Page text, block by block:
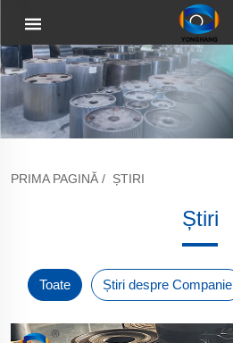
PRIMA PAGINĂ / ȘTIRI
Știri
Toate Știri despre Companie